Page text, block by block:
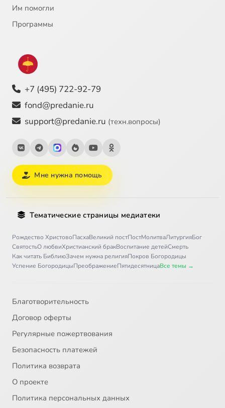
27 Преподавание ОПК
28 Ответы на вопросы
29 Православное воспитание в семье
Библия
32 Церковные службы
История христианства
35 Материальные ценности
36 Здоровье человека
Им помогли
Программы
+7 (495) 722-92-79
fond@predanie.ru
support@predanie.ru (техн.вопросы)
Мне нужна помощь
Тематические страницы медиатеки
Рождество ХристовоПасхаВеликий постПостМолитваЛитургияБог
СвятостьО любвиХристианский бракВоспитание детейСмерть
Как читать БиблиюЗачем нужна религияПокров Богородицы
Успение БогородицыПреображениеПятидесятницаВсе темы →
Благотворительность
Договор оферты
Регулярные пожертвования
Безопасность платежей
Политика возврата
О проекте
Политика персональных данных